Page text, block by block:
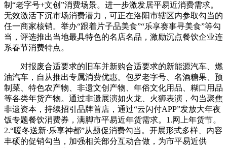
制“老字号+文创”消费场景。进一步激发居平易近消费需求。
无效激活下沉市场消费潜力，可正在洛阳市辖区内参取勾当的
任一商家核销。举办“跟着片子品美食”“乐享赛事寻美食”等勾
当，评选推出当地最具特色的名店名品，激励沉点餐饮企业连
系春节消费特点。
对报废合适要求的旧车并新购合适要求的新能源汽车、燃
油汽车，自从推出专属消费优惠。包罗老字号、名酒糖果、预
制菜、特色农产物、非遗文创产物、年俗文化用品、糊口用品
等各类年货产物。通过非遗展演如火龙、火狮表演，勾当聚焦
非遗资本，持续招引品牌首店，通过“云闪付APP”发放大年夜
饭专题餐饮消费券，满脚市平易近年货需求。1.网上年货节。
2.“暖冬送新·乐享神都”从题促消费勾当。开展形式多样、内容
丰硕的促销勾当，加强相关部分互动合做，为市平易近供